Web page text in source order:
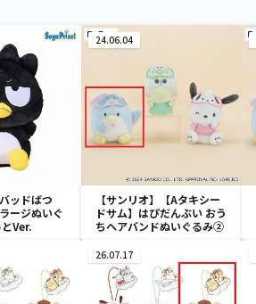
ッドばつ
ージぬいぐ
Ver.
24.06.04
【サンリオ】【Aタキシー
ドサム】はぴだんぶい おう
ちヘアバンドぬいぐるみ②
26.07.17